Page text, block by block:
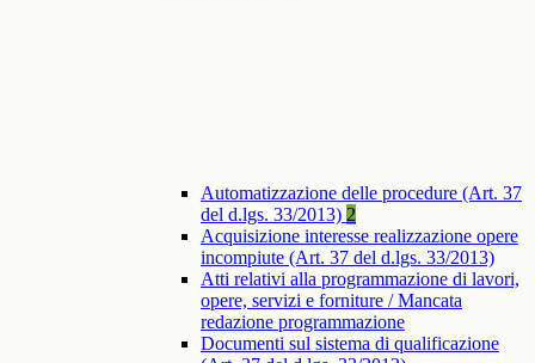
Automatizzazione delle procedure (Art. 37
del d.lgs. 33/2013) 2
Acquisizione interesse realizzazione opere
incompiute (Art. 37 del d.lgs. 33/2013)
Atti relativi alla programmazione di lavori,
opere, servizi e forniture / Mancata
redazione programmazione
Documenti sul sistema di qualificazione